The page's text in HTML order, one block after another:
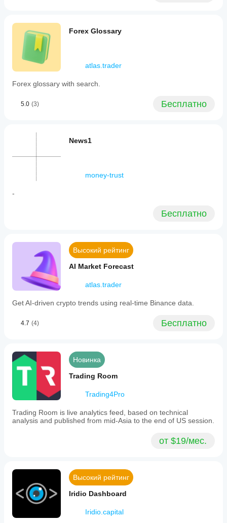
Forex Glossary
atlas.trader
Forex glossary with search.
5.0 (3) Бесплатно
News1
money-trust
-
Бесплатно
Высокий рейтинг
AI Market Forecast
atlas.trader
Get AI-driven crypto trends using real-time Binance data.
4.7 (4) Бесплатно
Новинка
Trading Room
Trading4Pro
Trading Room is live analytics feed, based on technical
analysis and published from mid-Asia to the end of US session.
от $19/мес.
Высокий рейтинг
Iridio Dashboard
Iridio.capital